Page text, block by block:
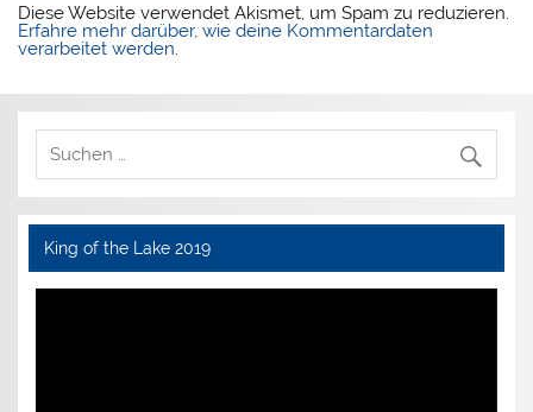
Diese Website verwendet Akismet, um Spam zu reduzieren.
Erfahre mehr darüber, wie deine Kommentardaten
verarbeitet werden.
King of the Lake 2019
Video-